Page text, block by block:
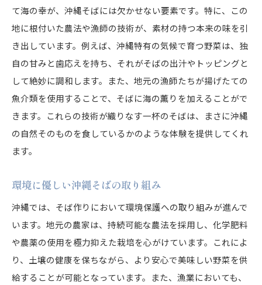
て海の幸が、沖縄そばには欠かせない要素です。特に、この
地に根付いた農法や漁師の技術が、素材の持つ本来の味を引
き出しています。例えば、沖縄特有の気候で育つ野菜は、独
自の甘みと歯応えを持ち、それがそばの出汁やトッピングと
して絶妙に調和します。また、地元の漁師たちが揚げたての
魚介類を使用することで、そばに海の薫りを加えることがで
きます。これらの技術が織りなす一杯のそばは、まさに沖縄
の自然そのものを食しているかのような体験を提供してくれ
ます。
環境に優しい沖縄そばの取り組み
沖縄では、そば作りにおいて環境保護への取り組みが進んで
います。地元の農家は、持続可能な農法を採用し、化学肥料
や農薬の使用を極力抑えた栽培を心がけています。これによ
り、土壌の健康を保ちながら、より安心で美味しい野菜を供
給することが可能となっています。また、漁業においても、